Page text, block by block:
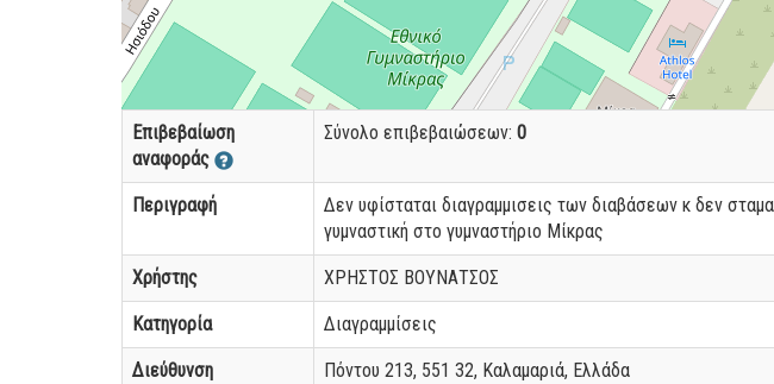
Επιβεβαίωση
αναφοράς
Σύνολο επιβεβαιώσεων: 0
Περιγραφή
Δεν υφίσταται διαγραμμισεις των διαβάσεων κ δεν
γυμναστική στο γυμναστήριο Μίκρας
Χρήστης ΧΡΗΣΤΟΣ ΒΟΥΝΑΤΣΟΣ
Κατηγορία Διαγραμμίσεις
Διεύθυνση Πόντου 213, 551 32, Καλαμαριά, Ελλάδα